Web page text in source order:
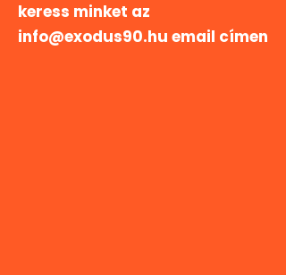
keress minket az
info@exodus90.hu email címen